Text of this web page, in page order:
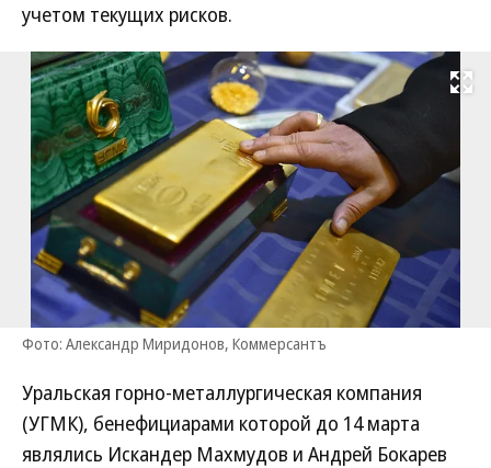
учетом текущих рисков.
Развернуть
Фото: Александр Миридонов, Коммерсантъ
Уральская горно-металлургическая компания
(УГМК), бенефициарами которой до 14 марта
являлись Искандер Махмудов и Андрей Бокарев